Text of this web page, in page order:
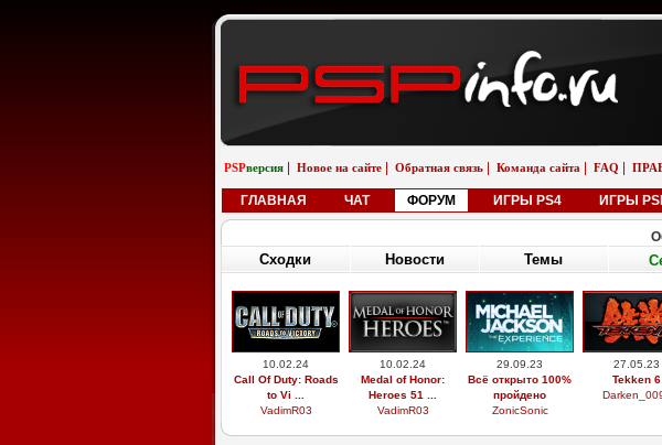
PSPверсия Новое на сайте Обратная связь Команда сайта FAQ
ГЛАВНАЯ ЧАТ ФОРУМ ИГРЫ PS4 ИГРЫ
Сходки Новости Темы
10.02.24
Call Of Duty: Roads
to Vi ...
VadimR03
10.02.24
Medal of Honor:
Heroes 51 ...
VadimR03
29.09.23
Всё открыто 100%
пройдено
ZonicSonic
27.05.23
Tekken 6